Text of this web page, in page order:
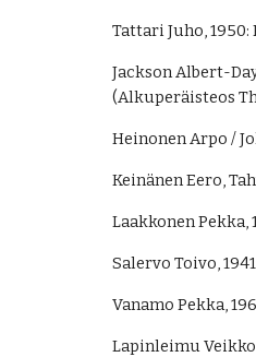
Tattari Juho,
Jackson Albert-
(Alkuperäisteos
Heinonen Arpo /
Keinänen Eero,
Laakkonen
Salervo Toivo,
Vanamo Pekka,
Lapinleimu